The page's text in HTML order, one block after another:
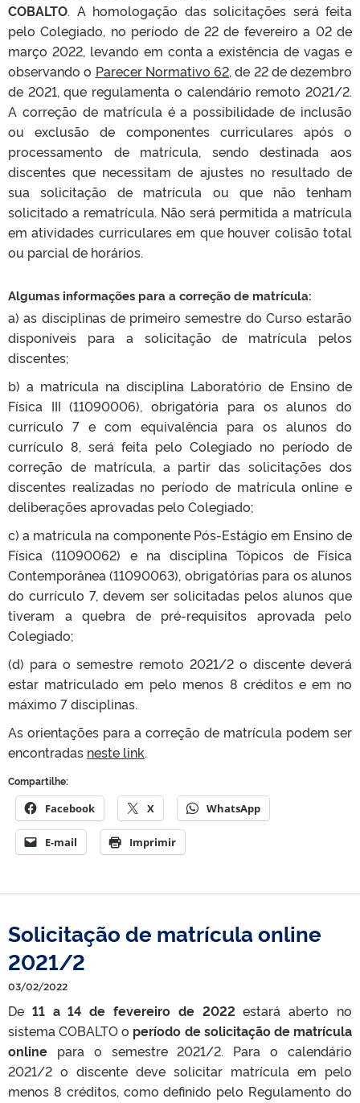
COBALTO. A homologação das solicitações será feita
pelo Colegiado, no período de 22 de fevereiro a 02 de
março 2022, levando em conta a existência de vagas e
observando o Parecer Normativo 62, de 22 de dezembro
de 2021, que regulamenta o calendário remoto 2021/2.
A correção de matrícula é a possibilidade de inclusão
ou exclusão de componentes curriculares após o
processamento de matrícula, sendo destinada aos
discentes que necessitam de ajustes no resultado de
sua solicitação de matrícula ou que não tenham
solicitado a rematrícula. Não será permitida a matrícula
em atividades curriculares em que houver colisão total
ou parcial de horários.
Algumas informações para a correção de matrícula:
a) as disciplinas de primeiro semestre do Curso estarão
disponíveis para a solicitação de matrícula pelos
discentes;
b) a matrícula na disciplina Laboratório de Ensino de
Física III (11090006), obrigatória para os alunos do
currículo 7 e com equivalência para os alunos do
currículo 8, será feita pelo Colegiado no período de
correção de matrícula, a partir das solicitações dos
discentes realizadas no período de matrícula online e
deliberações aprovadas pelo Colegiado;
c) a matrícula na componente Pós-Estágio em Ensino de
Física (11090062) e na disciplina Tópicos de Física
Contemporânea (11090063), obrigatórias para os alunos
do currículo 7, devem ser solicitadas pelos alunos que
tiveram a quebra de pré-requisitos aprovada pelo
Colegiado;
(d) para o semestre remoto 2021/2 o discente deverá
estar matriculado em pelo menos 8 créditos e em no
máximo 7 disciplinas.
As orientações para a correção de matrícula podem ser
encontradas neste link.
Compartilhe:
Facebook X WhatsApp
E-mail Imprimir
Solicitação de matrícula online
2021/2
03/02/2022
De 11 a 14 de fevereiro de 2022 estará aberto no
sistema COBALTO o período de solicitação de matrícula
online para o semestre 2021/2. Para o calendário
2021/2 o discente deve solicitar matrícula em pelo
menos 8 créditos, como definido pelo Regulamento do